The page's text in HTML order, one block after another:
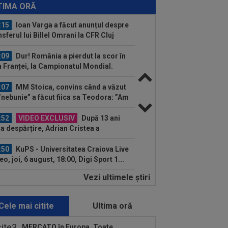
ORĂ
milioane de euro după Campionatul
al...
Ioan Varga a făcut anunțul despre
lui Billel Omrani la CFR Cluj
Dur! România a pierdut la scor în
Franței, la Campionatul Mondial.
MM Stoica, convins când a văzut
a făcut fiica sa Teodora: ”Am
VIDEO EXCLUSIV
După 13 ani
despărțire, Adrian Cristea a
KuPS - Universitatea Craiova Live
joi, 6 august, 18:00, Digi Sport 1...
Fotbalistul de
EXCLUSIV
Marea problemă a
Craiova la meciul cu KuPS,
Vezi ultimele ştiri
mai citite Ultima oră